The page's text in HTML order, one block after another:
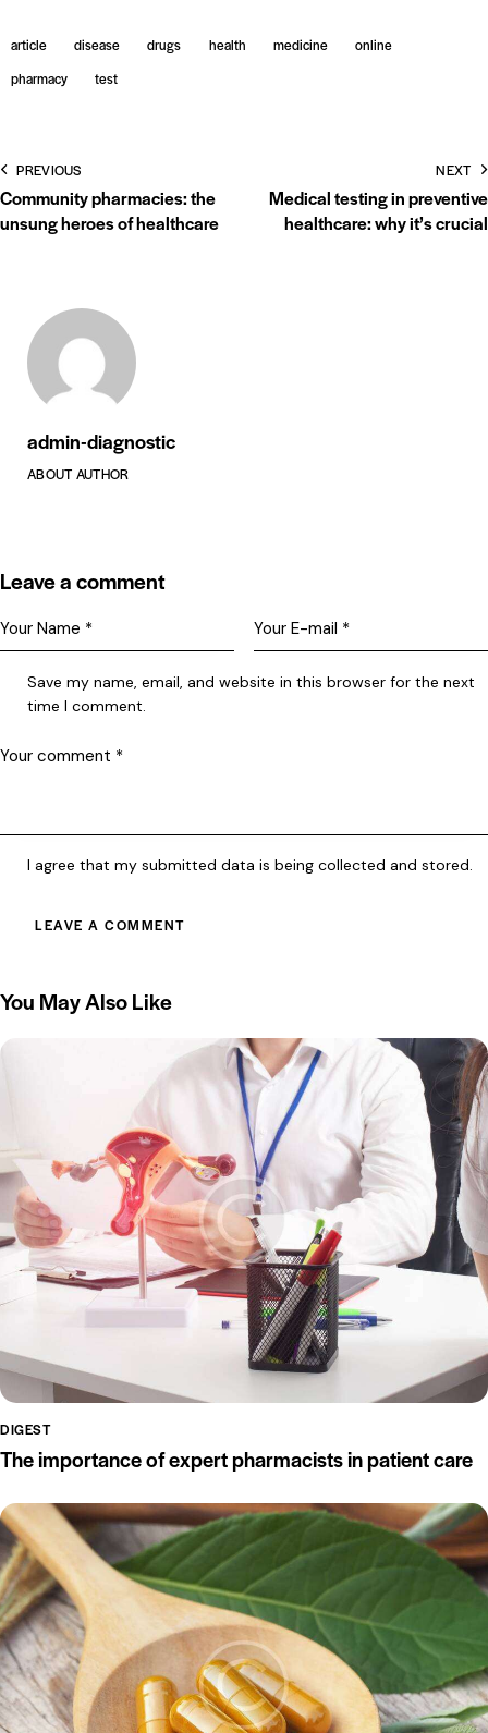
article disease drugs health medicine
online
pharmacy
test
PREVIOUS
Community pharmacies: the
unsung heroes of healthcare
NEXT
Medical testing in preventive
healthcare: why it’s crucial
admin-diagnostic
ABOUT AUTHOR
Leave a comment
Save my name, email, and website in this browser for the next
time I comment.
I agree that my submitted data is being collected and stored.
You May Also Like
DIGEST
The importance of expert pharmacists in patient care